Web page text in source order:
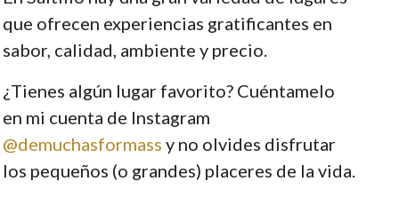
que ofrecen experiencias gratificantes en
sabor, calidad, ambiente y precio.
¿Tienes algún lugar favorito? Cuéntamelo
en mi cuenta de Instagram
@demuchasformass y no olvides disfrutar
los pequeños (o grandes) placeres de la vida.